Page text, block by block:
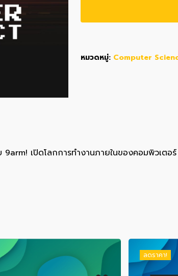
หมวดหมู่: Computer
เปิดโลกการทำงานภายในของคอมพิวเตอ
ลดราคา!